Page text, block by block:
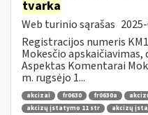
tvarka
Web turinio sąrašas
Registracijos numeris
Mokesčio apskaičiavimas,
Aspektas Komentarai
m. rugsėjo 1...
akcizai fr0630 fr0630a
akcizų įstatymo 11 str
akcizų